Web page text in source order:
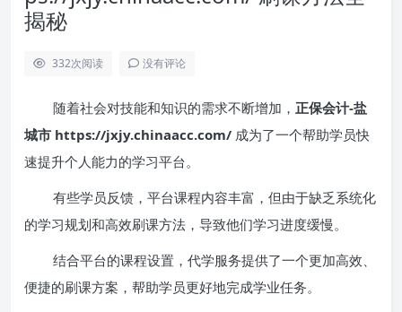
揭秘
332次阅读 没有评论
随着社会对技能和知识的需求不断增加， 正保会计-盐
城市 https://jxjy.chinaacc.com/ 成为了一个帮助学员快
速提升个人能力的学习平台。
有些学员反馈，平台课程内容丰富，但由于缺乏系统化
的学习规划和高效刷课方法，导致他们学习进度缓慢。
结合平台的课程设置，代学服务提供了一个更加高效、
便捷的刷课方案，帮助学员更好地完成学业任务。